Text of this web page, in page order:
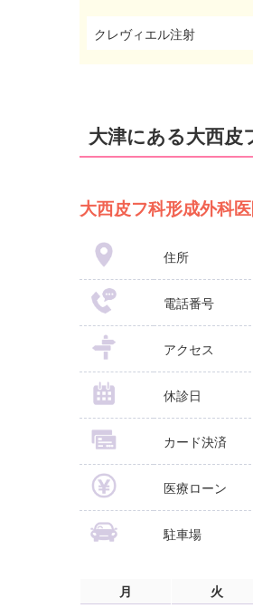
クレヴィエル注射
大津にある大西皮
大西皮フ科形成外科
住所
電話番号
アクセス
休診日
カード決済
医療ローン
駐車場
月 火